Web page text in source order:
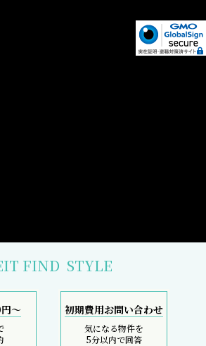
FIND STYLE
～ 初期費用お問い合わせ
気になる物件を
5分以内で回答